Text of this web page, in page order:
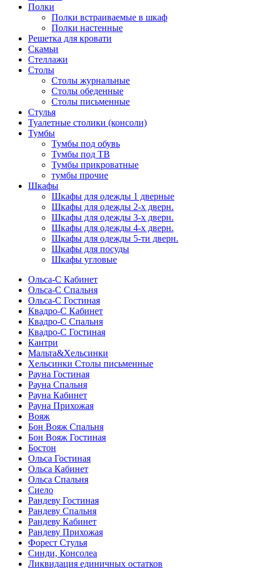
Полки
Полки встраиваемые в шкаф
Полки настенные
Решетка для кровати
Скамьи
Стеллажи
Столы
Столы журнальные
Столы обеденные
Столы письменные
Стулья
Туалетные столики (консоли)
Тумбы
Тумбы под обувь
Тумбы под ТВ
Тумбы прикроватные
тумбы прочие
Шкафы
Шкафы для одежды 1 дверные
Шкафы для одежды 2-х дверн.
Шкафы для одежды 3-х дверн.
Шкафы для одежды 4-х дверн.
Шкафы для одежды 5-ти дверн.
Шкафы для посуды
Шкафы угловые
Ольса-С Кабинет
Ольса-С Спальня
Ольса-С Гостиная
Квадро-С Кабинет
Квадро-С Спальня
Квадро-С Гостиная
Кантри
Мальта&Хельсинки
Хельсинки Столы письменные
Рауна Гостиная
Рауна Спальня
Рауна Кабинет
Рауна Прихожая
Вояж
Бон Вояж Спальня
Бон Вояж Гостиная
Бостон
Ольса Гостиная
Ольса Кабинет
Ольса Спальня
Сиело
Рандеву Гостиная
Рандеву Спальня
Рандеву Кабинет
Рандеву Прихожая
Форест Стулья
Синди, Консолеа
Ликвидация единичных остатков